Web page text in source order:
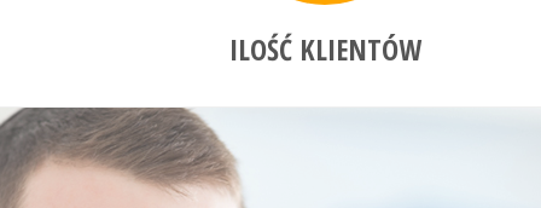
ILOŚĆ KLIENTÓW